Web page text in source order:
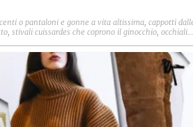
o pantaloni e gonne a vita altissima, cappotti
stivali cuissardes che coprono il ginocchio, occhiali
per l'Autunno/Inverno 2017-2018